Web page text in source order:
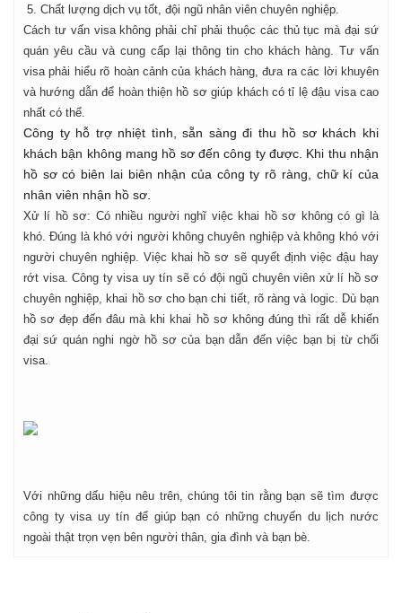
5. Chất lượng dịch vụ tốt, đội ngũ nhân viên chuyên nghiệp.
Cách tư vấn visa không phải chỉ phải thuộc các thủ tục mà đại sứ
quán yêu cầu và cung cấp lại thông tin cho khách hàng. Tư vấn
visa phải hiểu rõ hoàn cảnh của khách hàng, đưa ra các lời khuyên
và hướng dẫn để hoàn thiện hồ sơ giúp khách có tỉ lệ đậu visa cao
nhất có thể.
Công ty hỗ trợ nhiệt tình, sẵn sàng đi thu hồ sơ khách khi
khách bận không mang hồ sơ đến công ty được. Khi thu nhận
hồ sơ có biên lai biên nhận của công ty rõ ràng, chữ kí của
nhân viên nhận hồ sơ.
Xử lí hồ sơ: Có nhiều người nghĩ việc khai hồ sơ không có gì là
khó. Đúng là khó với người không chuyên nghiệp và không khó với
người chuyên nghiệp. Việc khai hồ sơ sẽ quyết định việc đậu hay
rớt visa. Công ty visa uy tín sẽ có đội ngũ chuyên viên xử lí hồ sơ
chuyên nghiệp, khai hồ sơ cho bạn chi tiết, rõ ràng và logic. Dù bạn
hồ sơ đẹp đến đâu mà khi khai hồ sơ không đúng thì rất dễ khiến
đại sứ quán nghi ngờ hồ sơ của bạn dẫn đến việc bạn bị từ chối
visa.
Với những dấu hiệu nêu trên, chúng tôi tin rằng bạn sẽ tìm được
công ty visa uy tín để giúp bạn có những chuyến du lịch nước
ngoài thật trọn vẹn bên người thân, gia đình và bạn bè.